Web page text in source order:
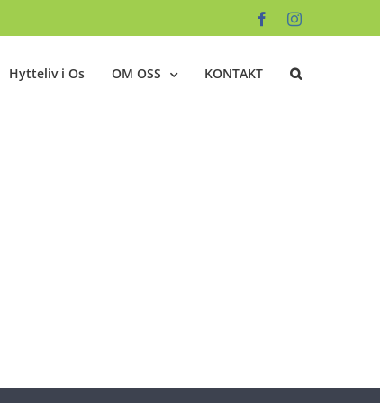
FacebookInstagram
Hytteliv i Os OM OSS KONTAKT